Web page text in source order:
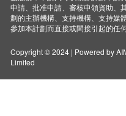
申請、批准申請、審核申領資助、
劃的主辦機構、支持機構、支持媒
參加本計劃而直接或間接引起的任
Copyright © 2024 | Powered by
Limited